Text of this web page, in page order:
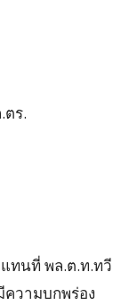
ร.
ทนที่ พล.ต.ท.ทวี
วามบกพร่อง